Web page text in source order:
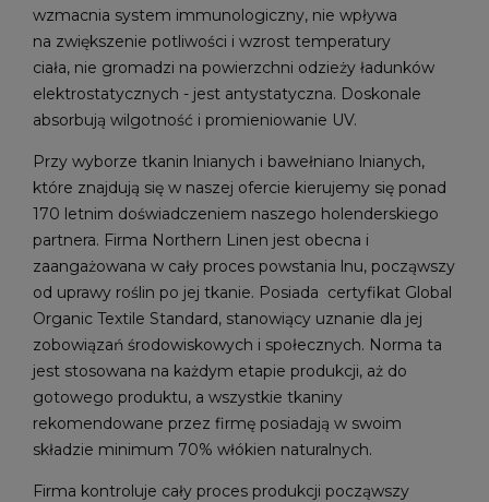
wzmacnia system immunologiczny, nie wpływa
na zwiększenie potliwości i wzrost temperatury
ciała, nie gromadzi na powierzchni odzieży ładunków
elektrostatycznych - jest antystatyczna. Doskonale
absorbują wilgotność i promieniowanie UV.
Przy wyborze tkanin lnianych i bawełniano lnianych,
które znajdują się w naszej ofercie kierujemy się ponad
170 letnim doświadczeniem naszego holenderskiego
partnera. Firma Northern Linen jest obecna i
zaangażowana w cały proces powstania lnu, począwszy
od uprawy roślin po jej tkanie. Posiada certyfikat Global
Organic Textile Standard, stanowiący uznanie dla jej
zobowiązań środowiskowych i społecznych. Norma ta
jest stosowana na każdym etapie produkcji, aż do
gotowego produktu, a wszystkie tkaniny
rekomendowane przez firmę posiadają w swoim
składzie minimum 70% włókien naturalnych.
Firma kontroluje cały proces produkcji począwszy